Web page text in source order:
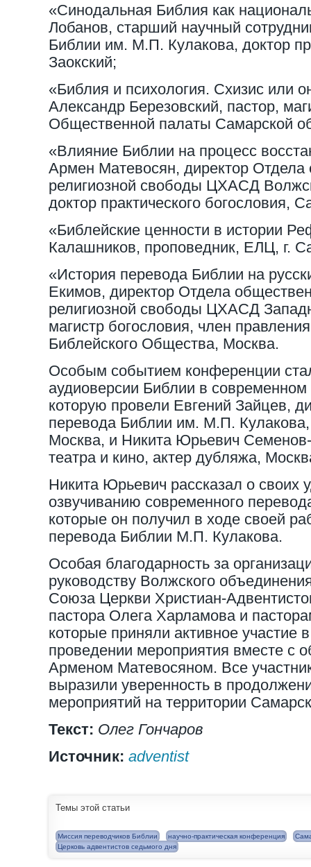
«Синодальная Библия как
Лобанов, старший научный
Библии им. М.П. Кулакова, доктор
Заокский;
«Библия и психология. Схизис или
Александр Березовский, пастор,
Общественной палаты Самарской
«Влияние Библии на процесс
Армен Матевосян, директор
религиозной свободы ЦХАСД
доктор практического богословия,
«Библейские ценности в истории
Калашников, проповедник, ЕЛЦ, г.
«История перевода Библии на
Екимов, директор Отдела
религиозной свободы ЦХАСД
магистр богословия, член
Библейского Общества, Москва.
Особым событием конференции
аудиоверсии Библии в
которую провели Евгений Зайцев,
перевода Библии им. М.П. Кулакова,
Москва, и Никита Юрьевич
театра и кино, актер дубляжа,
Никита Юрьевич рассказал о своих
озвучиванию современного
которые он получил в ходе своей
перевода Библии М.П. Кулакова.
Особая благодарность за
руководству Волжского
Союза Церкви Христиан-
пастора Олега Харламова и
которые приняли активное участие
проведении мероприятия вместе с
Арменом Матевосяном. Все
выразили уверенность в
мероприятий на территории
Текст: Олег Гончаров
Источник: adventist
Темы этой статьи
Миссия переводчиков Библии научно-практическая конференция
Церковь адвентистов седьмого дня